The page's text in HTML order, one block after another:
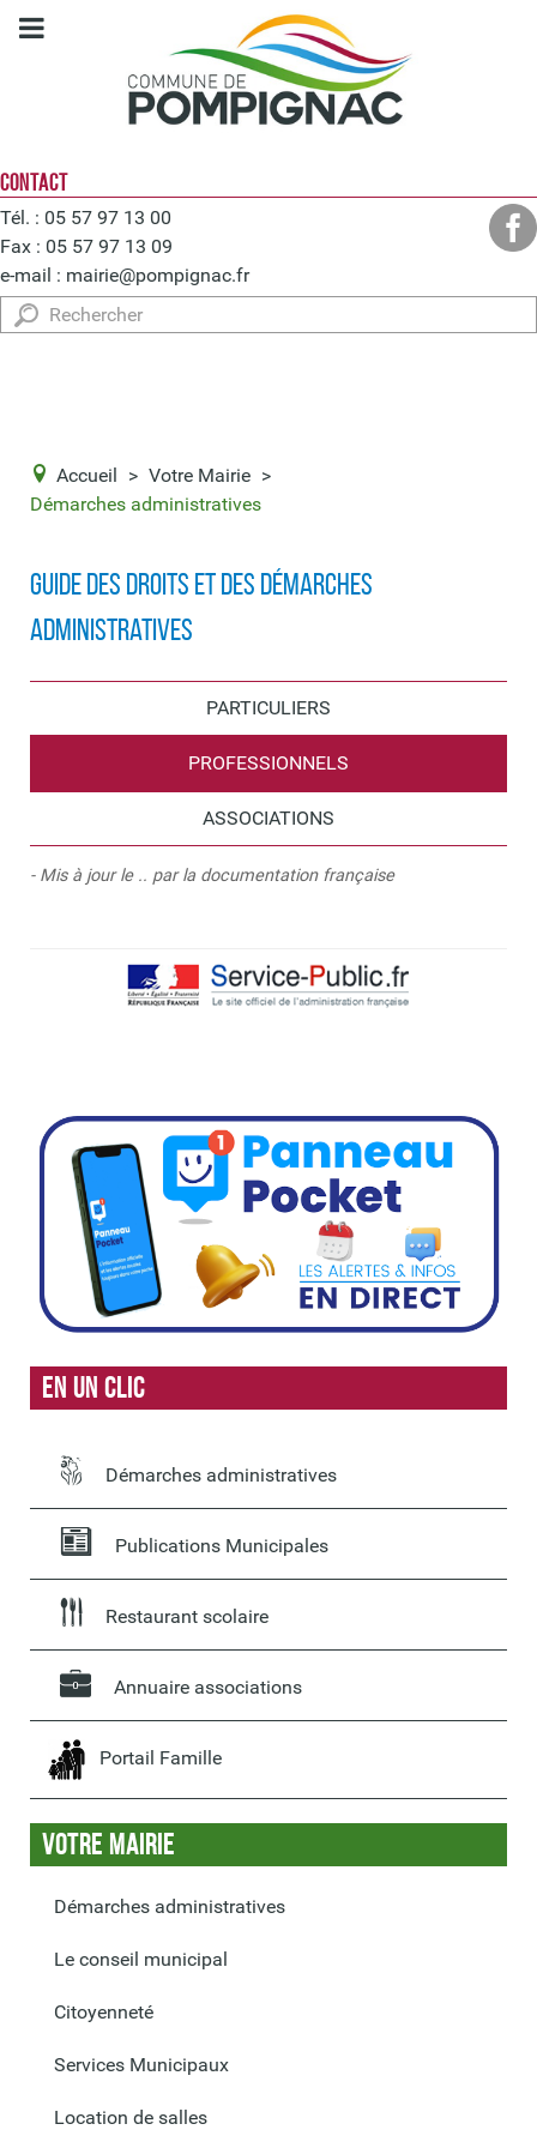
CONTACT
Tél. : 05 57 97 13 00
Fax : 05 57 97 13 09
e-mail : mairie@pompignac.fr
Rechercher
Accueil > Votre Mairie >
Démarches administratives
Guide des droits et des démarches
administratives
PARTICULIERS
PROFESSIONNELS
ASSOCIATIONS
- Mis à jour le .. par la documentation française
En un clic
Démarches administratives
Publications Municipales
Restaurant scolaire
Annuaire associations
Portail Famille
Votre Mairie
Démarches administratives
Le conseil municipal
Citoyenneté
Services Municipaux
Location de salles